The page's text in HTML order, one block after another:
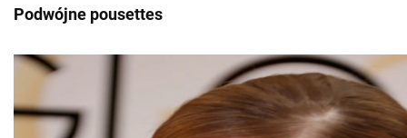
Podwójne pousettes